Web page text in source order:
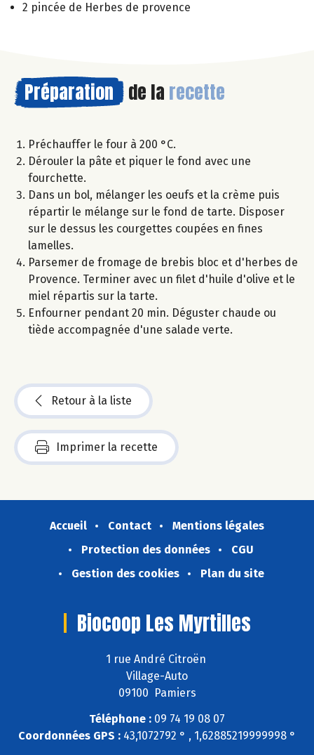
2 pincée de Herbes de provence
Préparation de la recette
Préchauffer le four à 200 °C.
Dérouler la pâte et piquer le fond avec une
fourchette.
Dans un bol, mélanger les oeufs et la crème puis
répartir le mélange sur le fond de tarte. Disposer
sur le dessus les courgettes coupées en fines
lamelles.
Parsemer de fromage de brebis bloc et d'herbes de
Provence. Terminer avec un filet d'huile d'olive et le
miel répartis sur la tarte.
Enfourner pendant 20 min. Déguster chaude ou
tiède accompagnée d'une salade verte.
Retour à la liste
Imprimer la recette
Accueil Contact
Mentions légales
Protection des données
CGU
Gestion des cookies
Plan du site
Biocoop Les Myrtilles
1 rue André Citroën
Village-Auto
09100 Pamiers
Téléphone : 09 74 19 08 07
Coordonnées GPS : 43,1072792 ° , 1,62885219999998 °